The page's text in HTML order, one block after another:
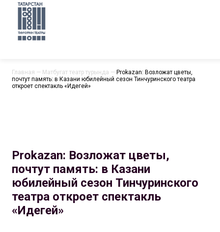
Главная — Матбугат театр турында — Prokazan: Возложат цветы,
почтут память: в Казани юбилейный сезон Тинчуринского театра
откроет спектакль «Идегей»
Prokazan: Возложат цветы,
почтут память: в Казани
юбилейный сезон Тинчуринского
театра откроет спектакль
«Идегей»